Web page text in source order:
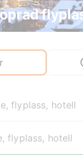
flyplass, hotell
flyplass, hotell